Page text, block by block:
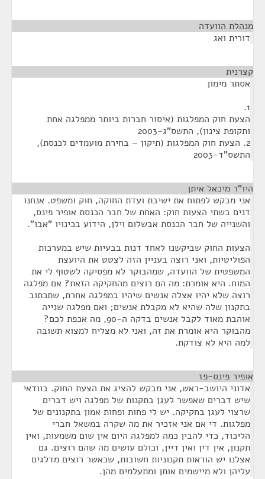
מנהלת הוועדה
דורית ואג
קצרנית
אסתר מימון
1.
הצעת חוק המפלגות (איסור חברות ביותר ממפלגה אחת
ותקופת צינון), התשס"ג-2003
2. הצעת חוק המפלגות (תיקון – בחירת מועמדים לכנסת),
התשס"ד-2003
היו"ר מיכאל איתן
אני מבקש לפתוח את ישיבת ועדת החוקה, חוק ומשפט. אנחנו
דנים בשתי הצעות חוק: האחת של חבר הכנסת אופיר פינס,
והשנייה של חבר הכנסת אבשלום וילן, הידוע בכינויו "אבו".
הצעות החוק שביקשנו לאחד דנות בבעיות שיש במערכות
הפוליטיות, ואני רוצה בעניין הזה לצטט את היועצת
המשפטית של הוועדה, שמהבוקר לא מפסיקה לשטוף לי את
המוח. היא אומרת: מה הם רוצים מהחקיקה הזאת? אם מפלגה
רוצה שלא יהיו אצלה אנשים שיהיו במפלגה אחרת, שתכתוב
בתקנון שלה שהיא לא מקבלת אנשים; ואם מפלגה שנייה
אוהבת מאוד לקבל אנשים בדקה ה-90, מה אכפת לכם?
מהבוקר היא אומרת את זה, ואני לא מצליח למצוא תשובה
למה היא לא צודקת.
אופיר פינס-פז
אדוני היושב-ראש, אני מבקש להציג את הצעת החוק. בוודאי
שיש דברים שאפשר לעגן בתקנות של מפלגה ויש דברים
שרצוי לעגן בחקיקה. יש לי פחות ופחות אמון בתקנונים של
מפלגות. די אם אני אזכיר את מה שקרה במשאל חברי
הליכוד, כדי להבין כמה למפלגה היום אין שום משמעות, ואין
תקנון, אין דין ואין דיין, וכולם עושים מה שהם רוצים. גם
אצלנו יש הוראות תקנוניות חשובות, שכאשר רוצים מדלגים
עליהן ולא מיישמים אותן ומתעלמים מהן.